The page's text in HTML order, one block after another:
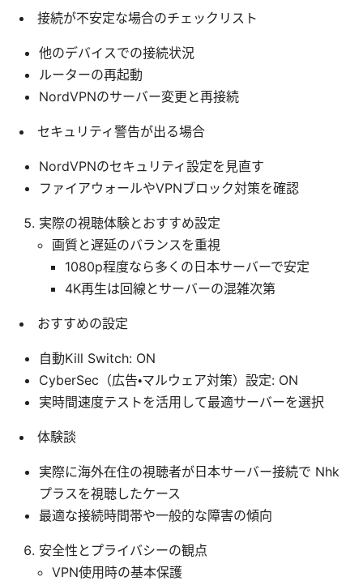
接続が不安定な場合のチェックリスト
他のデバイスでの接続状況
ルーターの再起動
NordVPNのサーバー変更と再接続
セキュリティ警告が出る場合
NordVPNのセキュリティ設定を見直す
ファイアウォールやVPNブロック対策を確認
実際の視聴体験とおすすめ設定
画質と遅延のバランスを重視
1080p程度なら多くの日本サーバーで安定
4K再生は回線とサーバーの混雑次第
おすすめの設定
自動Kill Switch: ON
CyberSec（広告・マルウェア対策）設定: ON
実時間速度テストを活用して最適サーバーを選択
体験談
実際に海外在住の視聴者が日本サーバー接続で Nhk
プラスを視聴したケース
最適な接続時間帯や一般的な障害の傾向
安全性とプライバシーの観点
VPN使用時の基本保護